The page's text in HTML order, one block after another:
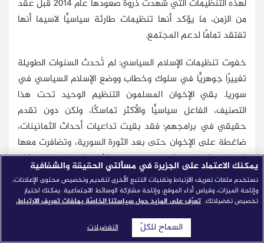
لهذه التنظيمات التي شهدت ذروة صعودها عام 2014 قبل عقد
من الزمن، ما يؤكد أنها تنظيمات طارئة سياسيًّا لاسيما أنها
تفتقد تمامًا لدعم المجتمع.
خفوت تنظيمات الإسلام السياسي: لم تُحدث السنوات الطويلة
تغييرًا جوهريًّا في سلوك وخطاب ووضع الإسلام السياسي في
سوريا. بقي الإخوان المسلمون التنظيم الوحيد تحت هذا
التصنيف، الفاعل سياسيًّا والأكثر تماسكًا، ولكن دون تقدم
حقيقي في برامجهم؛ فقد بقيت تداعيات أحداث الثمانينات،
ضاغطة على الإخوان حتى بعد الثورة السورية، وتضافرت معها
التحولات الإقليمية التي جرت بسبب الثورة المضادة والتي كان
مركزها مواجهة الإسلام السياسي وإضعاف الإخوان المسلمين،
بالإضافة إلى سنوات الحرب الدامية واستمرار الأزمة السورية.
أنشأ إخوان سوريا تنظيمات عسكرية صغيرة في نهاية عام
2013 تحت اسم "الدرع" (مضافًا إليه اسم المدينة)، ثم أنشؤوا
يمكنك الاعتماد على الجزيرة في مسألتي الحقيقة والشفافية
نستخدم ملفات تعريف الارتباط وتقنيات التتبع الأخرى لتقديم وتخصيص محتوى الإعلانات،
وإتاحة الميزات، وقياس أداء الموقع، وإتاحة مشاركة الوسائط الاجتماعية. يمكنك اختيار
تخصيص تفضيلاتك. تعرّف على المزيد حول سياستنا الخاصّة بملفات تعريف الارتباط.
التفضيلات السماح للكلّ